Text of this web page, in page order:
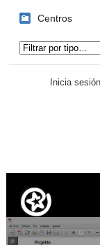
Centros
Inicia